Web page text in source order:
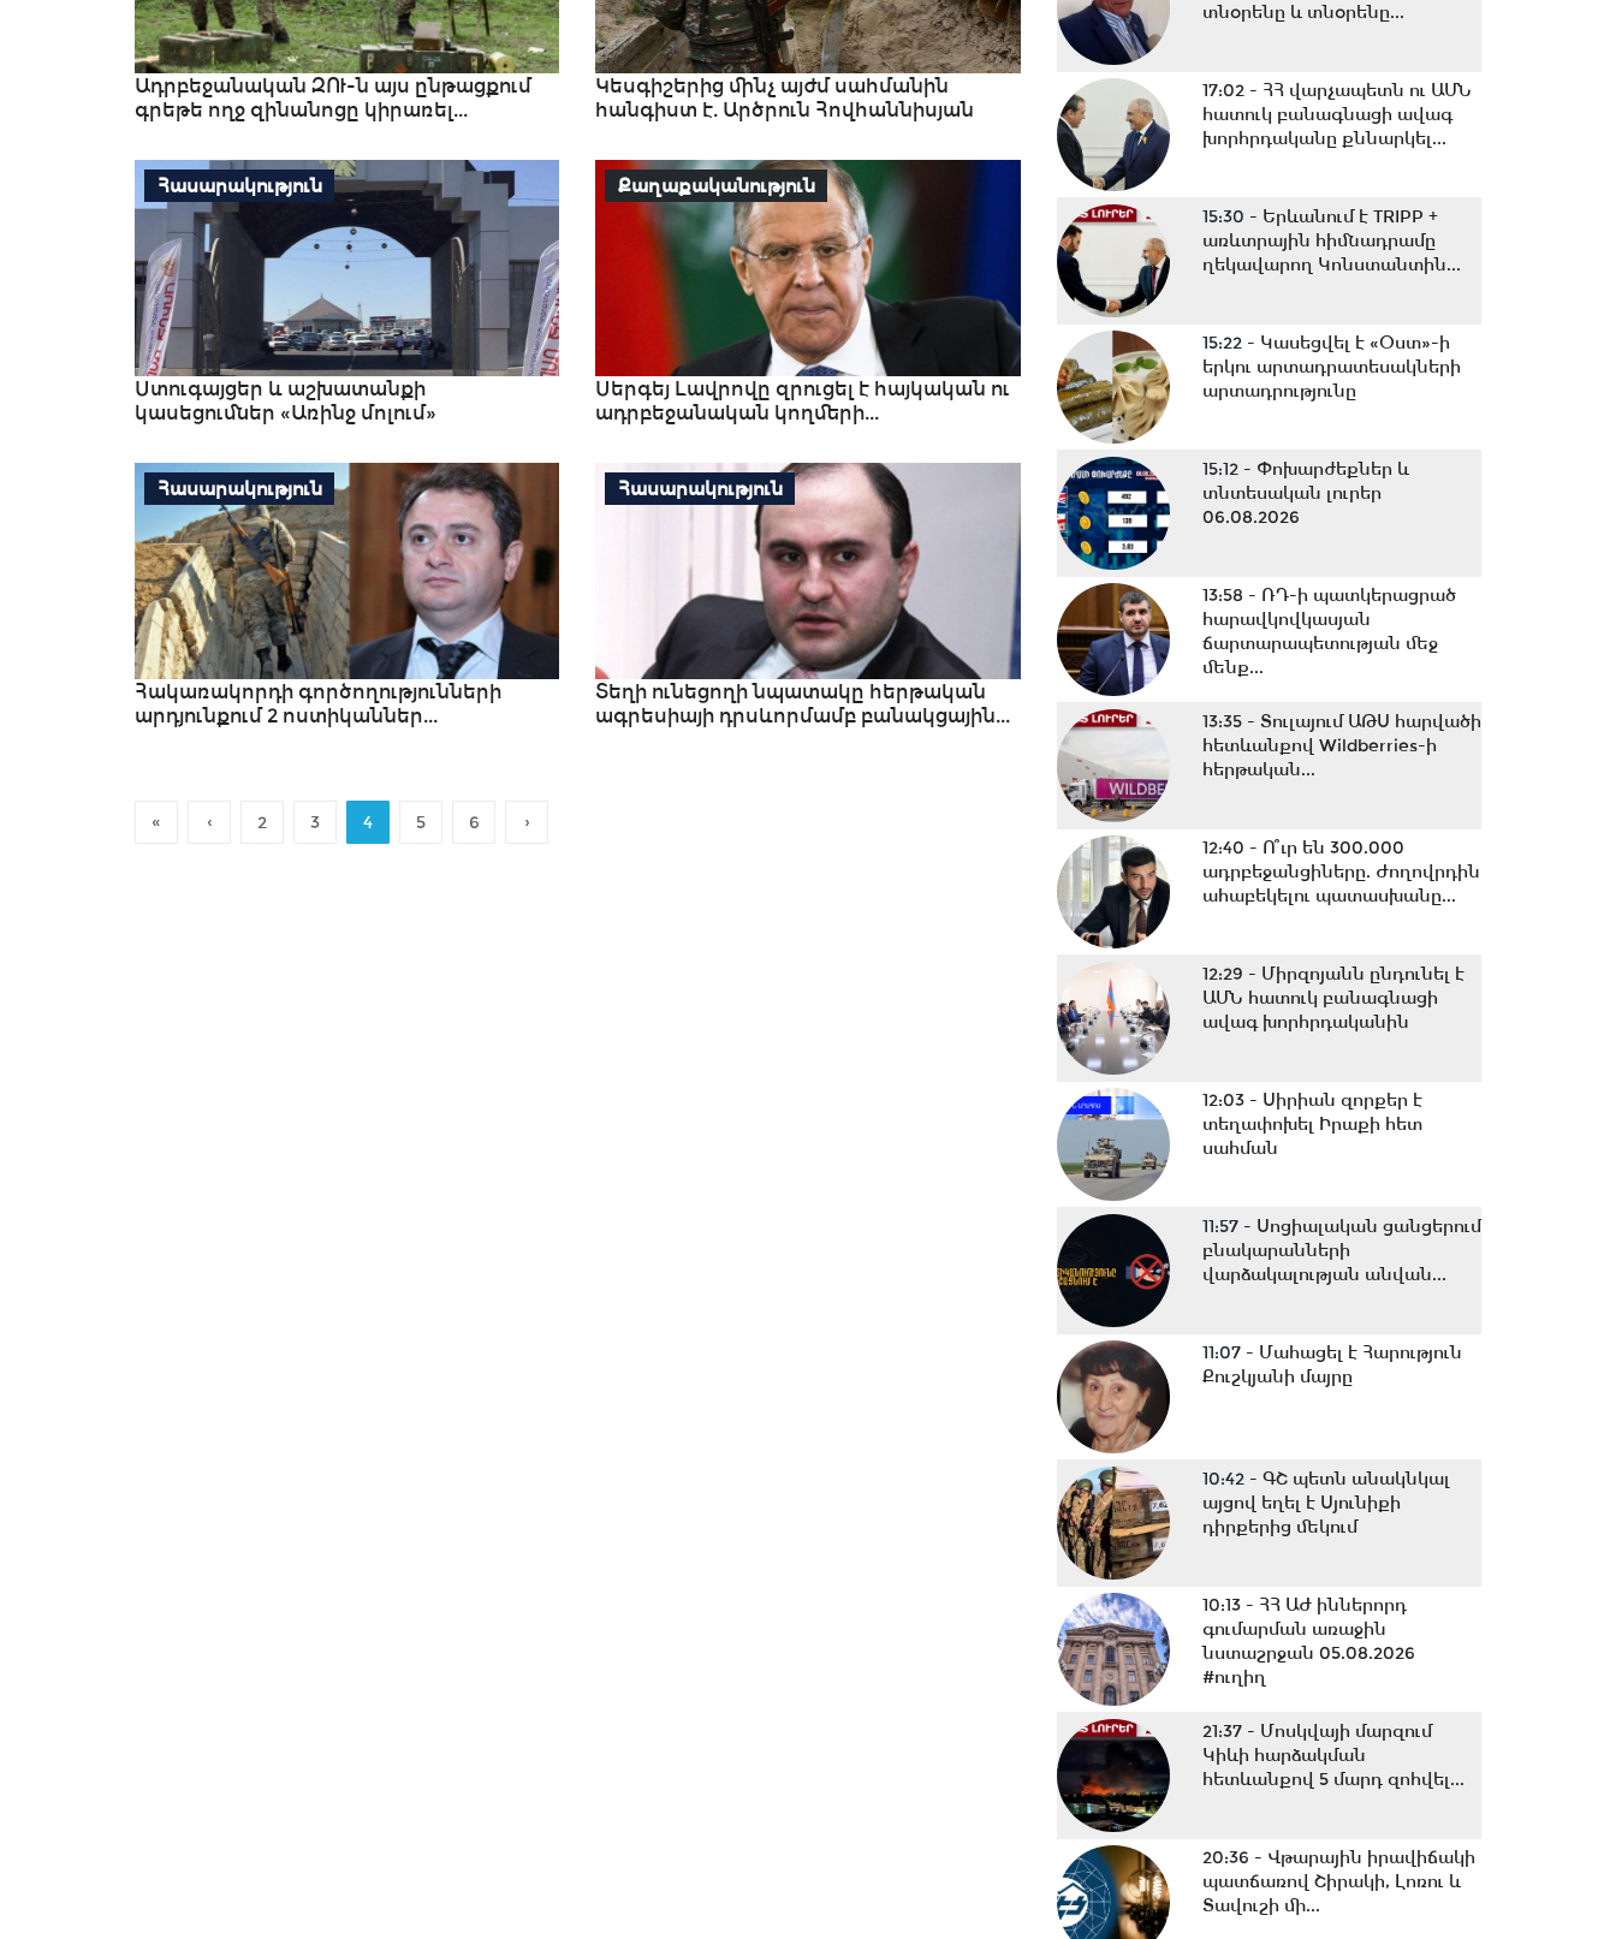
Ադրբեջանական ԶՈՒ-ն այս ընթացքում
գրեթե ողջ զինանոցը կիրառել...
Կեսգիշերից մինչ այժմ սահմանին
հանգիստ է. Արծրուն Հովհաննիսյան
Հասարակություն
Ստուգայցեր և աշխատանքի
կասեցումներ «Առինջ մոլում»
Քաղաքականություն
Սերգեյ Լավրովը զրուցել է հայկական ու
ադրբեջանական կողմերի...
Հասարակություն
Հակառակորդի գործողությունների
արդյունքում 2 ոստիկաններ...
Հասարակություն
Տեղի ունեցողի նպատակը հերթական
ագրեսիայի դրսևորմամբ բանակցային...
« ‹ 2 3 4 5 6 ›
տնօրենը և տնօրենը...
17:02 - ՀՀ վարչապետն ու ԱՄՆ
հատուկ բանագնացի ավագ
խորհրդականը քննարկել...
15:30 - Երևանում է TRIPP +
առևտրային հիմնադրամը
ղեկավարող Կոնստանտին...
15:22 - Կասեցվել է «Օստ»-ի
երկու արտադրատեսակների
արտադրությունը
15:12 - Փոխարժեքներ և
տնտեսական լուրեր
06.08.2026
13:58 - ՌԴ-ի պատկերացրած
հարավկովկասյան
ճարտարապետության մեջ
մենք...
13:35 - Տուլայում ԱԹՍ հարվածի
հետևանքով Wildberries-ի
հերթական...
12:40 - Ո՞ւր են 300.000
ադրբեջանցիները. Ժողովրդին
ահաբեկելու պատասխանը...
12:29 - Միրզոյանն ընդունել է
ԱՄՆ հատուկ բանագնացի
ավագ խորհրդականին
12:03 - Սիրիան զորքեր է
տեղափոխել Իրաքի հետ
սահման
11:57 - Սոցիալական ցանցերում
բնակարանների
վարձակալության անվան...
11:07 - Մահացել է Հարություն
Քուշկյանի մայրը
10:42 - ԳՇ պետն անակնկալ
այցով եղել է Սյունիքի
դիրքերից մեկում
10:13 - ՀՀ ԱԺ իններորդ
գումարման առաջին
նստաշրջան 05.08.2026
#ուղիղ
21:37 - Մոսկվայի մարզում
Կիևի հարձակման
հետևանքով 5 մարդ զոհվել...
20:36 - Վթարային իրավիճակի
պատճառով Շիրակի, Լոռու և
Տավուշի մի...